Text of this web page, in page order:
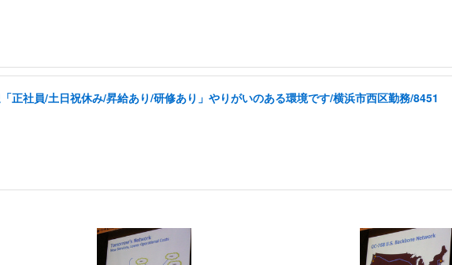
正社員/土日祝休み/昇給あり/研修あり」やりがいのある環境です/横浜市西区勤務/8451